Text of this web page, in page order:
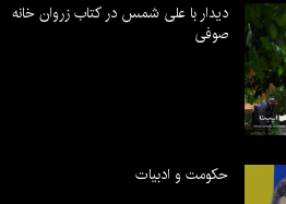
دیدار با علی شمس در کتاب زروان خانه
صوفی
حکومت و ادبیات